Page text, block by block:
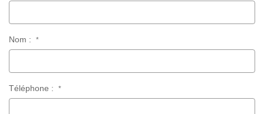
Nom : *
Téléphone : *